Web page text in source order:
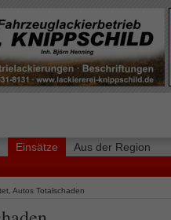
Einsätze Aus der Region
Autos Totalschaden